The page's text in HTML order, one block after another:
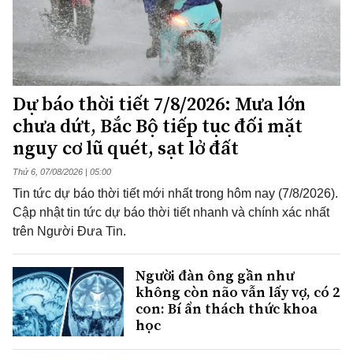
Dự báo thời tiết 7/8/2026: Mưa lớn
chưa dứt, Bắc Bộ tiếp tục đối mặt
nguy cơ lũ quét, sạt lở đất
Thứ 6, 07/08/2026 | 05:00
Tin tức dự báo thời tiết mới nhất trong hôm nay (7/8/2026).
Cập nhật tin tức dự báo thời tiết nhanh và chính xác nhất
trên Người Đưa Tin.
Người đàn ông gần như
không còn não vẫn lấy vợ, có 2
con: Bí ẩn thách thức khoa
học